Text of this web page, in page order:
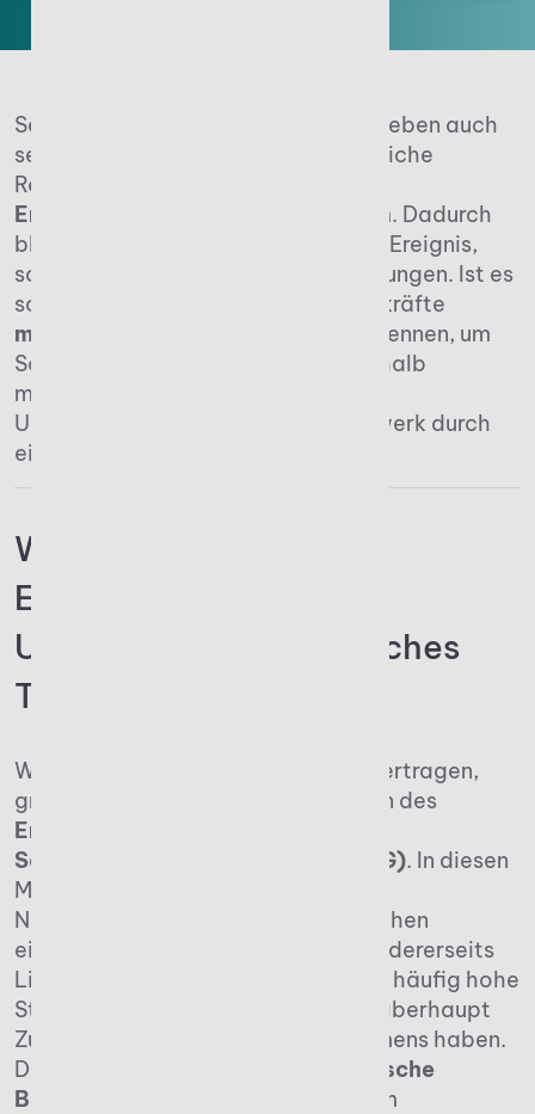
So emotional die Nachfolge in Betrieben auch
sein mag, sie bedeutet auch steuerliche
Reaktionen wie beispielsweise die
Erbschaftssteuer für Unternehmen. Dadurch
bleibt das Event kein rein familiäres Ereignis,
sondern sorgt für größere Veränderungen. Ist es
so weit, sollten die neuen Führungskräfte
mögliche finanzielle Belastungen
kennen, um
Schwierigkeiten zu vermeiden. Deshalb
möchten wir näher beleuchten, wie
Unternehmer das familiäre Lebenswerk durch
eine strategische Planung erhalten.
Warum ist die
Erbschaftssteuer für
Unternehmen ein kritisches
Thema?
Wird ein Unternehmen im Erbfall übertragen,
greifen automatisch die Regelungen des
Erbschaftsteuer- und
Schenkungsteuergesetzes (ErbStG). In diesen
Momenten kommt es auf eine klare
Nachfolgeregelung an. Ohne sie drohen
einerseits familiäre Konflikte und andererseits
Liquiditätsengpässe. Erben müssen häufig hohe
Steuerzahlungen leisten, bevor sie überhaupt
Zugriff auf die Mittel des Unternehmens haben.
Das kann vor allem für
mittelständische
Betriebe
zum Verhängnis werden. Im